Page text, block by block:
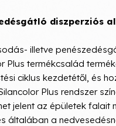
diszperziós
illetve
termékcsalád
ciklus kezdetétől, és
Plus rendszer
jelent az épületek
általában a